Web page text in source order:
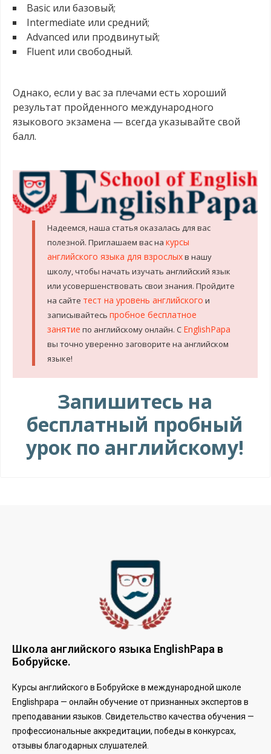
Basic или базовый;
Intermediate или средний;
Advanced или продвинутый;
Fluent или свободный.
Однако, если у вас за плечами есть хороший
результат пройденного международного
языкового экзамена — всегда указывайте свой
балл.
Надеемся, наша статья оказалась для вас
полезной. Приглашаем вас накурсы
английского языка для взрослыхв нашу
школу, чтобы начать изучать английский язык
или усовершенствовать свои знания. Пройдите
на сайте тест на уровень английского и
записывайтесьпробное бесплатное
занятие по английскому онлайн. С EnglishPapa
вы точно уверенно заговорите на английском
языке!
Запишитесь на
бесплатный пробный
урок по английскому!
Школа английского языка EnglishPapa в
Бобруйске.
Курсы английского в Бобруйске в международной школе
Englishpapa — онлайн обучение от признанных экспертов в
преподавании языков. Свидетельство качества обучения —
профессиональные аккредитации, победы в конкурсах,
отзывы благодарных слушателей.